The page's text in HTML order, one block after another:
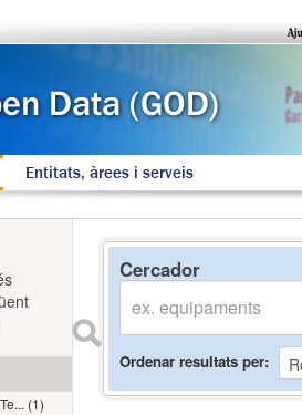
Entitats, àrees i serveis
Cercador
Ordenar resultats per
(1)